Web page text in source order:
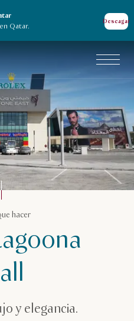
Qatar.
Descagar
hacer
y elegancia.